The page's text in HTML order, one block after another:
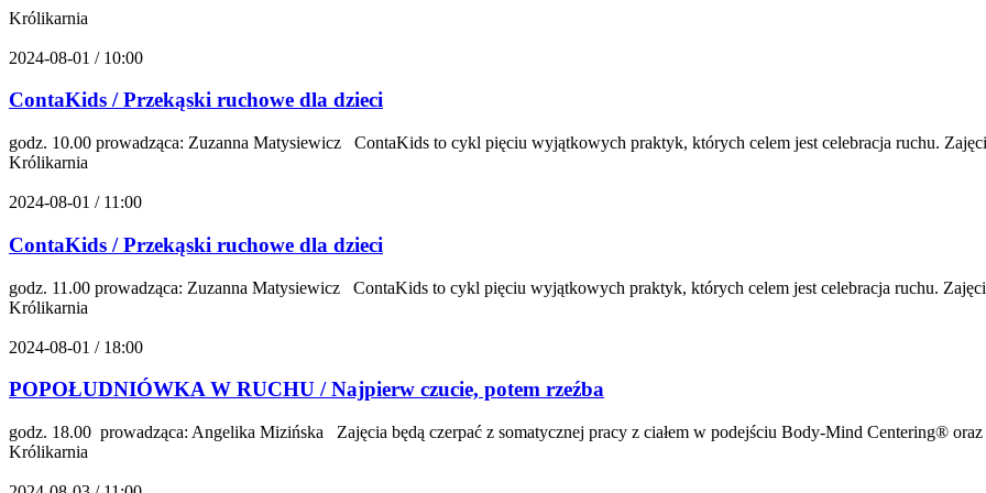
Królikarnia
2024-08-01 / 10:00
ContaKids / Przekąski ruchowe dla dzieci
godz. 10.00 prowadząca: Zuzanna Matysiewicz ContaKids to cykl pięciu wyjątkowych praktyk, których celem jest celebracja ruchu.
Królikarnia
2024-08-01 / 11:00
ContaKids / Przekąski ruchowe dla dzieci
godz. 11.00 prowadząca: Zuzanna Matysiewicz ContaKids to cykl pięciu wyjątkowych praktyk, których celem jest celebracja ruchu.
Królikarnia
2024-08-01 / 18:00
POPOŁUDNIÓWKA W RUCHU / Najpierw czucie, potem rzeźba
godz. 18.00 prowadząca: Angelika Mizińska Zajęcia będą czerpać z somatycznej pracy z ciałem w podejściu Body-Mind Centering®
Królikarnia